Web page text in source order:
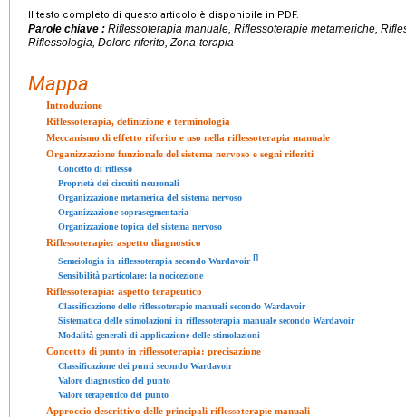
Il testo completo di questo articolo è disponibile in PDF.
Parole chiave : Riflessoterapia manuale, Riflessoterapie metameriche,
Riflessologia, Dolore riferito, Zona-terapia
Mappa
Introduzione
Riflessoterapia, definizione e terminologia
Meccanismo di effetto riferito e uso nella riflessoterapia manuale
Organizzazione funzionale del sistema nervoso e segni riferiti
Concetto di riflesso
Proprietà dei circuiti neuronali
Organizzazione metamerica del sistema nervoso
Organizzazione soprasegmentaria
Organizzazione topica del sistema nervoso
Riflessoterapie: aspetto diagnostico
Semeiologia in riflessoterapia secondo Wardavoir[]
Sensibilità particolare: la nocicezione
Riflessoterapia: aspetto terapeutico
Classificazione delle riflessoterapie manuali secondo Wardavoir
Sistematica delle stimolazioni in riflessoterapia manuale secondo Wardavoir
Modalità generali di applicazione delle stimolazioni
Concetto di punto in riflessoterapia: precisazione
Classificazione dei punti secondo Wardavoir
Valore diagnostico del punto
Valore terapeutico del punto
Approccio descrittivo delle principali riflessoterapie manuali